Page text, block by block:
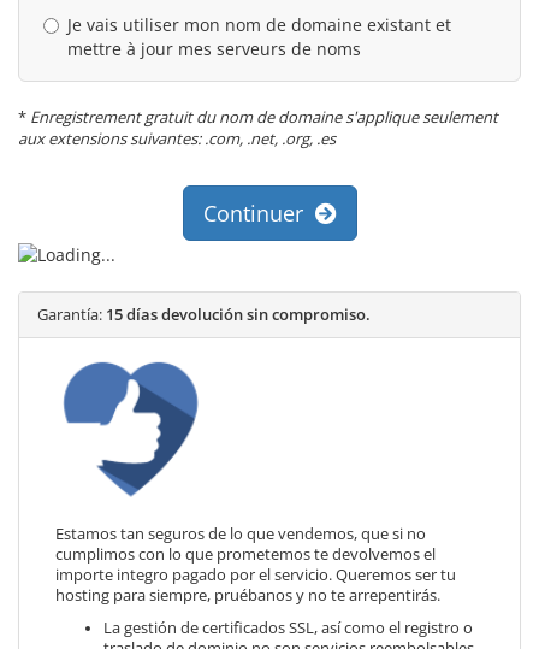
Je vais utiliser mon nom de domaine existant et
mettre à jour mes serveurs de noms
* Enregistrement gratuit du nom de domaine s'applique seulement
aux extensions suivantes: .com, .net, .org, .es
Continuer
Garantía: 15 días devolución sin compromiso.
Estamos tan seguros de lo que vendemos, que si no
cumplimos con lo que prometemos te devolvemos el
importe integro pagado por el servicio. Queremos ser tu
hosting para siempre, pruébanos y no te arrepentirás.
La gestión de certificados SSL, así como el registro o